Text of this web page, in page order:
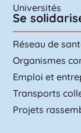
Universités
Se
Réseau de
Organismes
Emploi et
Transports
Projets